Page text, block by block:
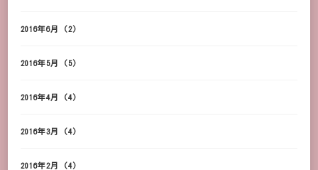
2016年6月 (2)
2016年5月 (5)
2016年4月 (4)
2016年3月 (4)
2016年2月 (4)